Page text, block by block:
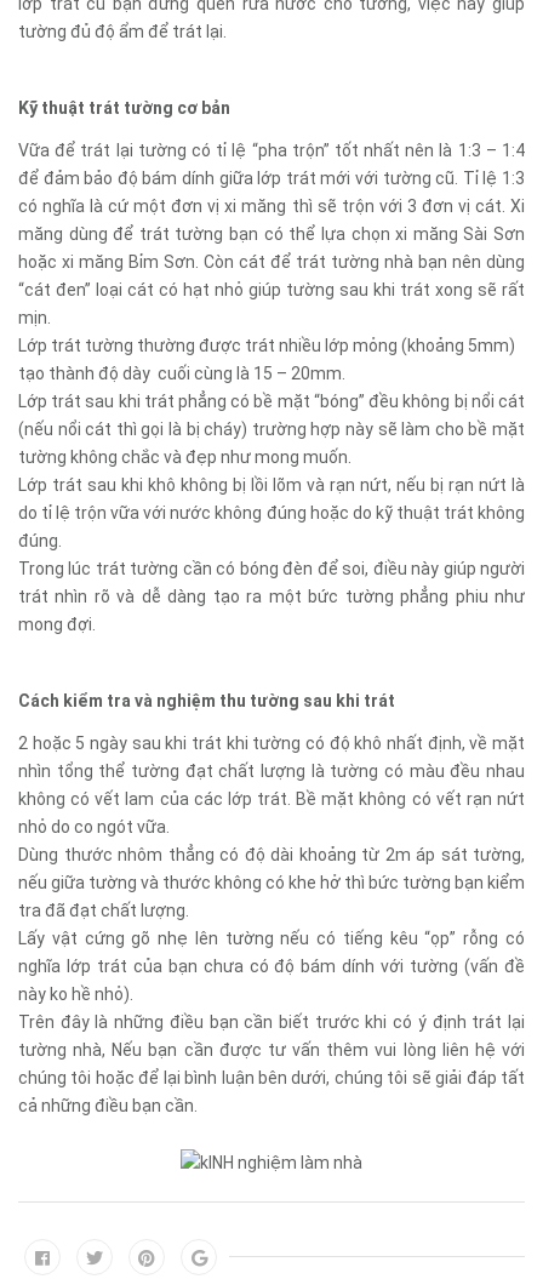
tường đủ độ ẩm để trát lại.
Kỹ thuật trát tường cơ bản
Vữa để trát lại tường có tỉ lệ “pha trộn” tốt nhất nên là 1:3 – 1:4
để đảm bảo độ bám dính giữa lớp trát mới với tường cũ. Tỉ lệ 1:3
có nghĩa là cứ một đơn vị xi măng thì sẽ trộn với 3 đơn vị cát. Xi
măng dùng để trát tường bạn có thể lựa chọn xi măng Sài Sơn
hoặc xi măng Bỉm Sơn. Còn cát để trát tường nhà bạn nên dùng
“cát đen” loại cát có hạt nhỏ giúp tường sau khi trát xong sẽ rất
mịn.
Lớp trát tường thường được trát nhiều lớp mỏng (khoảng 5mm)
tạo thành độ dày cuối cùng là 15 – 20mm.
Lớp trát sau khi trát phẳng có bề mặt “bóng” đều không bị nổi cát
(nếu nổi cát thì gọi là bị cháy) trường hợp này sẽ làm cho bề mặt
tường không chắc và đẹp như mong muốn.
Lớp trát sau khi khô không bị lồi lõm và rạn nứt, nếu bị rạn nứt là
do tỉ lệ trộn vữa với nước không đúng hoặc do kỹ thuật trát không
đúng.
Trong lúc trát tường cần có bóng đèn để soi, điều này giúp người
trát nhìn rõ và dễ dàng tạo ra một bức tường phẳng phiu như
mong đợi.
Cách kiểm tra và nghiệm thu tường sau khi trát
2 hoặc 5 ngày sau khi trát khi tường có độ khô nhất định, về mặt
nhìn tổng thể tường đạt chất lượng là tường có màu đều nhau
không có vết lam của các lớp trát. Bề mặt không có vết rạn nứt
nhỏ do co ngót vữa.
Dùng thước nhôm thẳng có độ dài khoảng từ 2m áp sát tường,
nếu giữa tường và thước không có khe hở thì bức tường bạn kiểm
tra đã đạt chất lượng.
Lấy vật cứng gõ nhẹ lên tường nếu có tiếng kêu “ọp” rỗng có
nghĩa lớp trát của bạn chưa có độ bám dính với tường (vấn đề
này ko hề nhỏ).
Trên đây là những điều bạn cần biết trước khi có ý định trát lại
tường nhà, Nếu bạn cần được tư vấn thêm vui lòng liên hệ với
chúng tôi hoặc để lại bình luận bên dưới, chúng tôi sẽ giải đáp tất
cả những điều bạn cần.